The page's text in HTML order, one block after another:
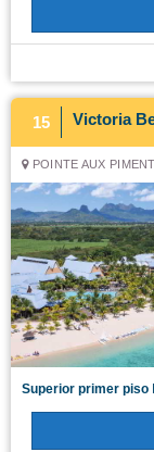
15 Victoria
POINTE AUX
Superior primer piso